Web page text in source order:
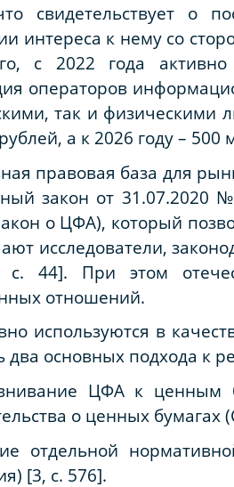
свидетельствует о
интереса к нему со
с 2022 года активно
операторов
так и физическими
а к 2026 году – 500
правовая база для
закон от 31.07.2020
о ЦФА), который
исследователи,
44]. При этом
отношений.
используются в
два основных подхода к
ЦФА к ценным
о ценных
отдельной
[3, с. 576].